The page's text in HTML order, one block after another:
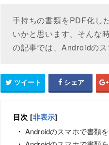
手持ちの書類をPDF化し
いかと思います。そんな
の記事では、Androidのス
ツイート シェア
目次 [非表示]
Androidのスマホで書類